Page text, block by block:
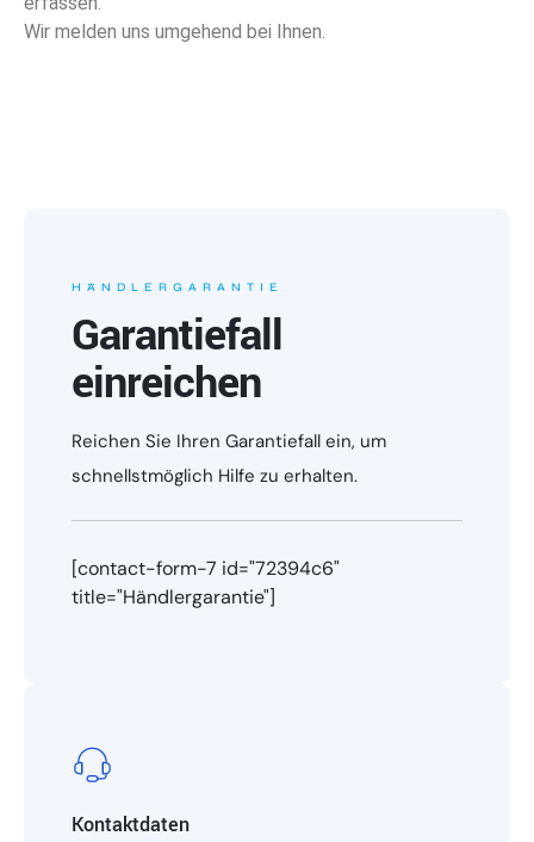
Wir melden uns umgehend bei Ihnen.
HÄNDLERGARANTIE
Garantiefall
einreichen
Reichen Sie Ihren Garantiefall ein, um
schnellstmöglich Hilfe zu erhalten.
[contact-form-7 id="72394c6"
title="Händlergarantie"]
Kontaktdaten